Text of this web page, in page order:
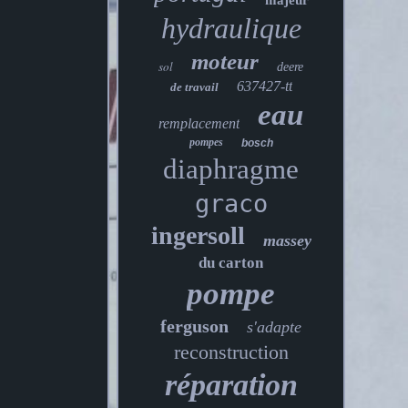
hydraulique
sol moteur
deere
de travail
637427-tt
remplacement eau
pompes bosch
diaphragme
graco
ingersoll
massey
du carton
pompe
ferguson s'adapte
reconstruction
réparation